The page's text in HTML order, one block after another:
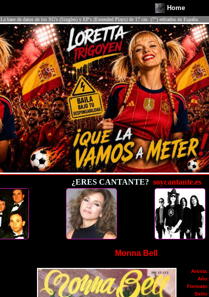
Home
La base de datos de los SG's (Singles) y EP's (Extended Plays) de 17 cm. (7") editados en España.
¿ERES CANTANTE? soycantante.es
Monna Bell
Artista:
Año:
Formato:
Sello: